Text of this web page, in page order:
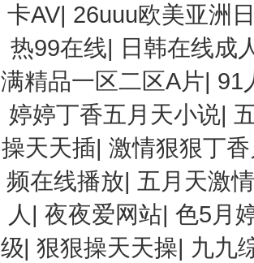
卡AV| 26uuu欧美亚洲
热99在线| 日韩在线成
满精品一区二区A片| 91
婷婷丁香五月天小说|
操天天插|激情狠狠丁香
频在线播放| 五月天激
人 |夜夜爱网站|色5月
级|狠狠操天天操| 九九